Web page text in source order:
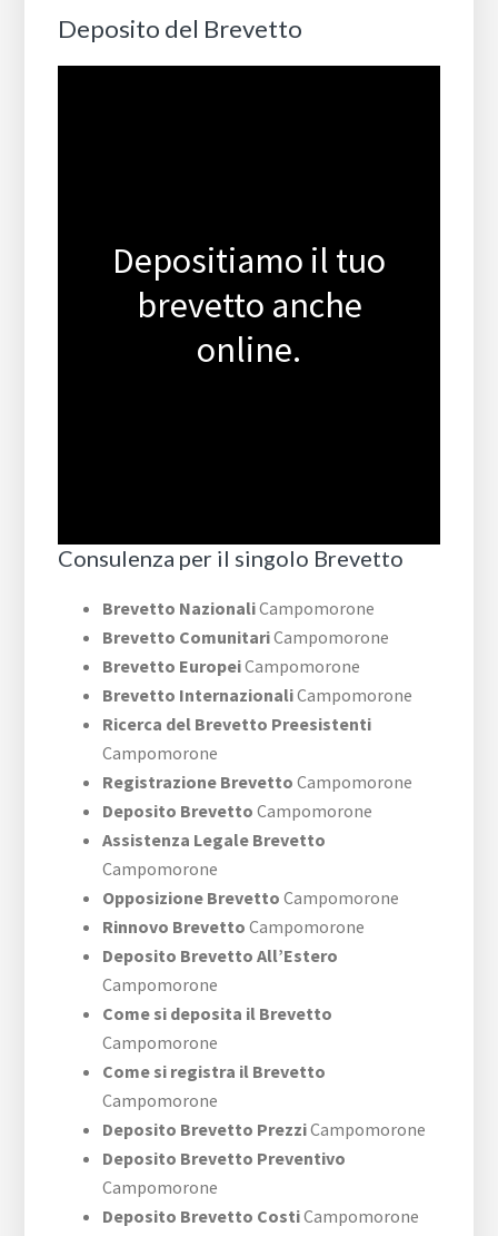
Deposito del Brevetto
Depositiamo il tuo
brevetto anche
online.
Consulenza per il singolo Brevetto
Brevetto NazionaliCampomorone
Brevetto ComunitariCampomorone
Brevetto EuropeiCampomorone
Brevetto InternazionaliCampomorone
Ricerca del Brevetto Preesistenti
Campomorone
Registrazione Brevetto Campomorone
Deposito Brevetto Campomorone
Assistenza Legale Brevetto
Campomorone
Opposizione Brevetto Campomorone
Rinnovo Brevetto Campomorone
Deposito Brevetto All’Estero
Campomorone
Come si deposita il Brevetto
Campomorone
Come si registra il Brevetto
Campomorone
Deposito Brevetto PrezziCampomorone
Deposito Brevetto Preventivo
Campomorone
Deposito Brevetto CostiCampomorone